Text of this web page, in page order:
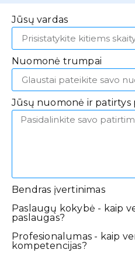
Jūsų vardas
Nuomonė trumpai
Jūsų nuomonė ir patirtys
Bendras įvertinimas
Paslaugų kokybė - kaip
paslaugas?
Profesionalumas - kaip
kompetencijas?